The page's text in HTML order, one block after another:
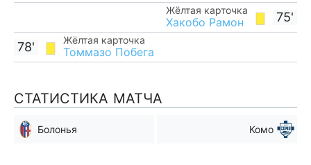
75'
Жёлтая карточка
Хакобо Рамон
Жёлтая карточка
Томмазо Побега
78'
СТАТИСТИКА МАТЧА
Болонья Комо